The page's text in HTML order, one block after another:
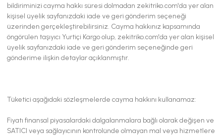
bildiriminizi cayma hakkı süresi dolmadan zekitriko.com'da yer alan
kişisel üyelik sayfanızdaki iade ve geri gönderim seçeneği
üzerinden gerçekleştirebilirsiniz. Cayma hakkınız kapsamında
öngörülen taşıyıcı Yurtiçi Kargo olup, zekitriko.com'da yer alan kişisel
üyelik sayfanızdaki iade ve geri gönderim seçeneğinde geri
gönderime ilişkin detaylar açıklanmıştır.
Tüketici aşağıdaki sözleşmelerde cayma hakkını kullanamaz:
Fiyatı finansal piyasalardaki dalgalanmalara bağlı olarak değişen ve
SATICI veya sağlayıcının kontrolünde olmayan mal veya hizmetlere